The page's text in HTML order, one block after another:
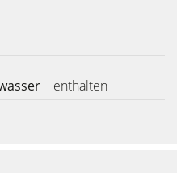
enthalten